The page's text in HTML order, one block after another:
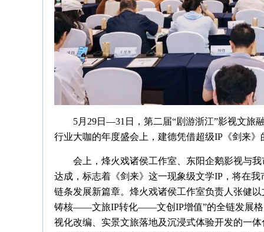
5月29日—31日，第二届“剧游浙江”影视文旅
行业大咖的年度盛会上，建德凭借超级IP《剑来
会上，烽火戏诸侯工作室、东阳企鹅影视与
达成，标志着《剑来》这一现象级文学IP，将在
链条发展新篇章。烽火戏诸侯工作室负责人张健
铸核——文旅IP转化——文创IP增值”的全链发展格
视化改编、实景文旅落地及沉浸式体验开发的一